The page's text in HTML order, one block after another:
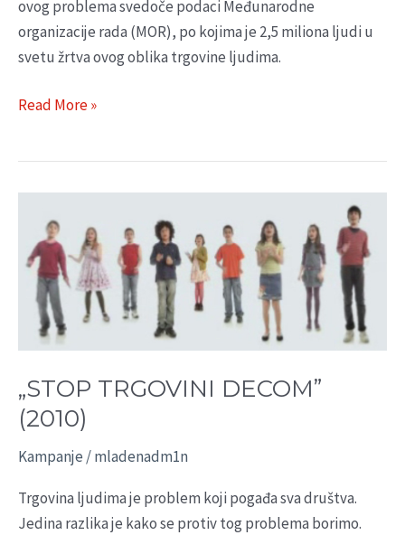
ovog problema svedoče podaci Međunarodne
organizacije rada (MOR), po kojima je 2,5 miliona ljudi u
svetu žrtva ovog oblika trgovine ljudima.
Read More »
„STOP TRGOVINI DECOM”
(2010)
Kampanje /mladenadm1n
Trgovina ljudima je problem koji pogađa sva društva.
Jedina razlika je kako se protiv tog problema borimo.
TRGOVINI
DECOM”
(2010)